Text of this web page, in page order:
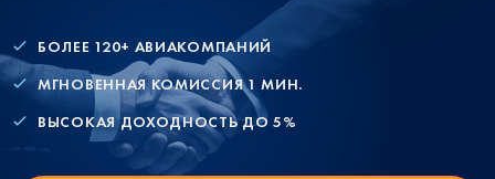
БОЛЕЕ 120+ АВИАКОМПАНИЙ
МГНОВЕННАЯ КОМИССИЯ 1 МИН.
ВЫСОКАЯ ДОХОДНОСТЬ ДО 5%